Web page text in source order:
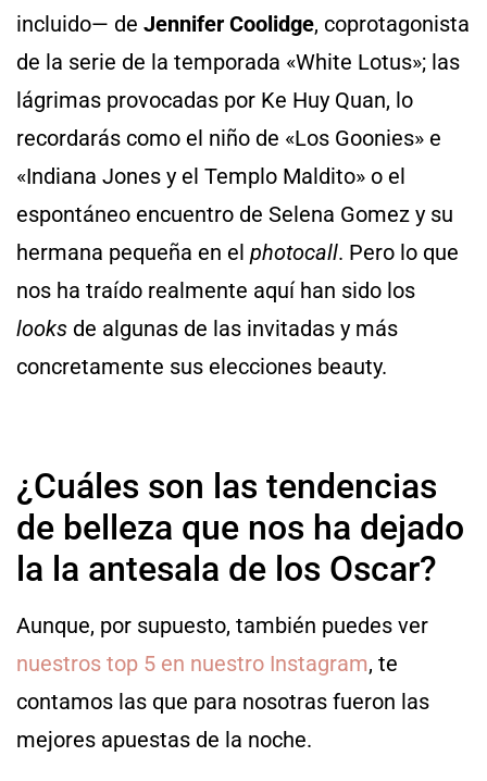
incluido— de Jennifer Coolidge, coprotagonista
de la serie de la temporada «White Lotus»; las
lágrimas provocadas por Ke Huy Quan, lo
recordarás como el niño de «Los Goonies» e
«Indiana Jones y el Templo Maldito» o el
espontáneo encuentro de Selena Gomez y su
hermana pequeña en el photocall. Pero lo que
nos ha traído realmente aquí han sido los
looks de algunas de las invitadas y más
concretamente sus elecciones beauty.
¿Cuáles son las tendencias
de belleza que nos ha dejado
la la antesala de los Oscar?
Aunque, por supuesto, también puedes ver
nuestros top 5 en nuestro Instagram, te
contamos las que para nosotras fueron las
mejores apuestas de la noche.